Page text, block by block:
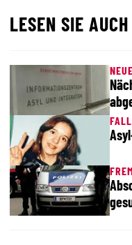
LESEN SIE AUCH